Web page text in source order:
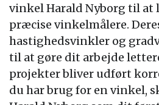
vinkel Harald Nyborg til at
præcise vinkelmålere.
hastighedsvinkler og
til at gøre dit arbejde
projekter bliver udført
du har brug for en vinkel,